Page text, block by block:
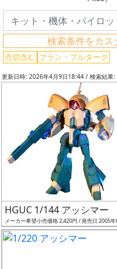
検索条件をカ
売切含む ブラン・ブルターク
グ
レ
ー
ド
ー
成
形
更新日時: 2026年4月9日18:44 / 検索結果:
HGUC 1/144 アッシマー
メーカー希望小売価格 2,420円 / 発売日 2005年